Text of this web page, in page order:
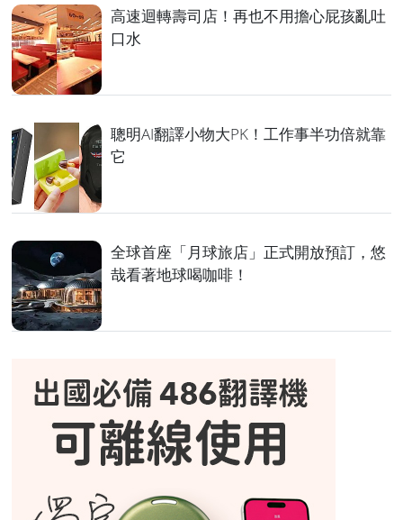
高速迴轉壽司店！再也不用擔心屁孩亂吐
口水
聰明AI翻譯小物大PK！工作事半功倍就靠
它
全球首座「月球旅店」正式開放預訂，悠
哉看著地球喝咖啡！